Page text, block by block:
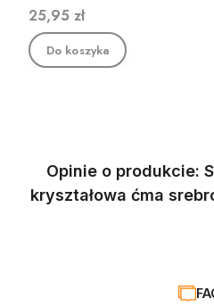
Cena
25,95 zł
Do koszyka
Opinie o produkcie:
kryształowa ćma